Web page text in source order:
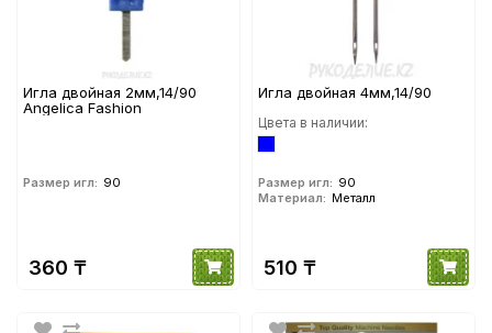
Игла двойная 2мм,14/90
Angelica Fashion
Размер игл: 90
360 ₸
Игла двойная 4мм,14/90
Цвета в наличии:
Размер игл: 90
Материал: Металл
510 ₸